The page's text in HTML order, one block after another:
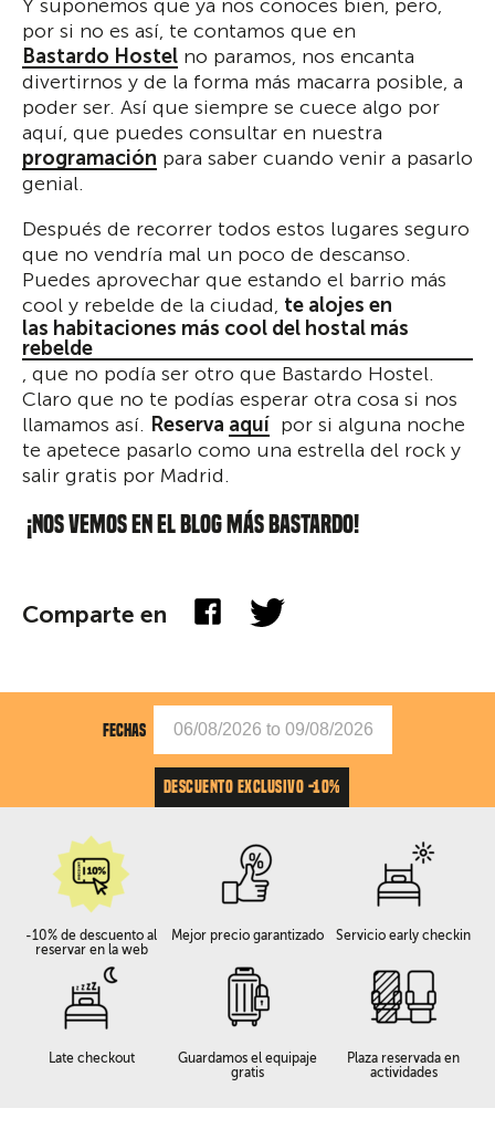
Y suponemos que ya nos conoces bien, pero,
por si no es así, te contamos que en
Bastardo Hostel no paramos, nos encanta
divertirnos y de la forma más macarra posible, a
poder ser. Así que siempre se cuece algo por
aquí, que puedes consultar en nuestra
programación para saber cuando venir a pasarlo
genial.
Después de recorrer todos estos lugares seguro
que no vendría mal un poco de descanso.
Puedes aprovechar que estando el barrio más
cool y rebelde de la ciudad, te alojes en
las habitaciones más cool del hostal más
rebelde
, que no podía ser otro que Bastardo Hostel.
Claro que no te podías esperar otra cosa si nos
llamamos así. Reserva aquí por si alguna noche
te apetece pasarlo como una estrella del rock y
salir gratis por Madrid.
¡NOS VEMOS EN EL BLOG MÁS BASTARDO!
Comparte en
FECHAS
DESCUENTO EXCLUSIVO -10%
-10% de descuento al
reservar en la web
Mejor precio garantizado Servicio early checkin
Late checkout
Guardamos el equipaje
gratis
Plaza reservada en
actividades